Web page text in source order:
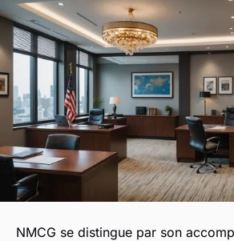
NMCG se distingue par son